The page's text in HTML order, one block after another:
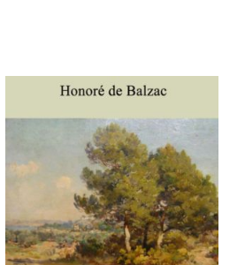
AJOUTER AU PANIER
/
DÉTAILS